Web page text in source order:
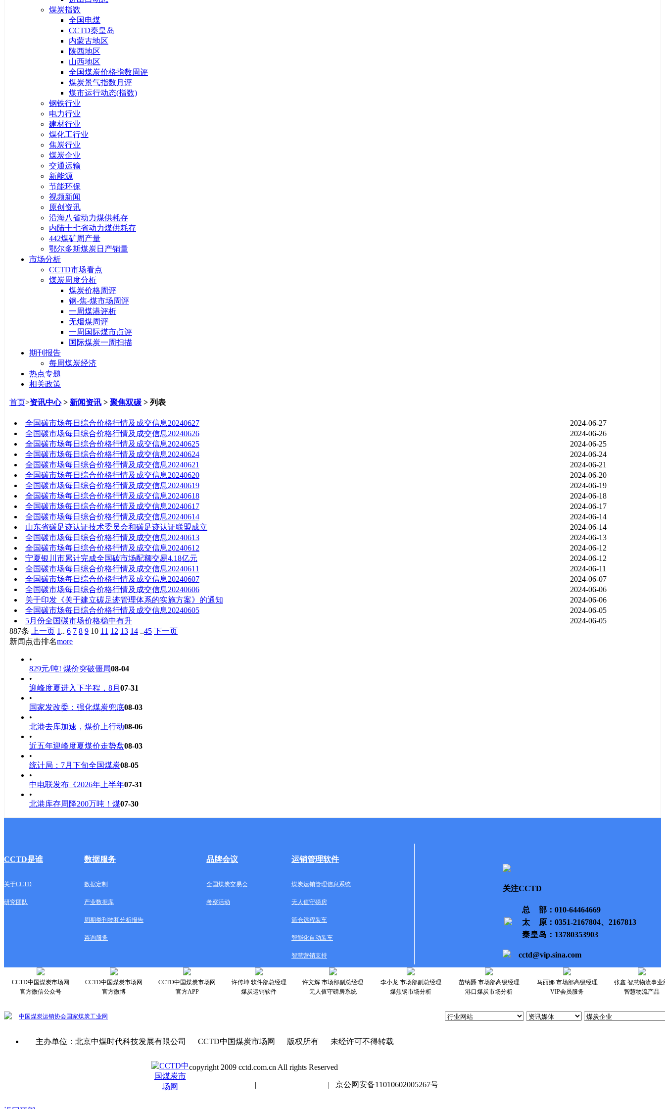
煤炭指数
全国电煤
CCTD秦皇岛
内蒙古地区
陕西地区
山西地区
全国煤炭价格指数周评
煤炭景气指数月评
煤市运行动态(指数)
钢铁行业
电力行业
建材行业
煤化工行业
焦炭行业
煤炭企业
交通运输
新能源
节能环保
视频新闻
原创资讯
沿海八省动力煤供耗存
内陆十七省动力煤供耗存
442煤矿周产量
鄂尔多斯煤炭日产销量
市场分析
CCTD市场看点
煤炭周度分析
煤炭价格周评
钢-焦-煤市场周评
一周煤港评析
无烟煤周评
一周国际煤市点评
国际煤炭一周扫描
期刊报告
每周煤炭经济
热点专题
相关政策
首页>资讯中心> 新闻资讯 > 聚焦双碳 > 列表
全国碳市场每日综合价格行情及成交信息20240627
2024-06-27
全国碳市场每日综合价格行情及成交信息20240626
2024-06-26
全国碳市场每日综合价格行情及成交信息20240625
2024-06-25
全国碳市场每日综合价格行情及成交信息20240624
2024-06-24
全国碳市场每日综合价格行情及成交信息20240621
2024-06-21
全国碳市场每日综合价格行情及成交信息20240620
2024-06-20
全国碳市场每日综合价格行情及成交信息20240619
2024-06-19
全国碳市场每日综合价格行情及成交信息20240618
2024-06-18
全国碳市场每日综合价格行情及成交信息20240617
2024-06-17
全国碳市场每日综合价格行情及成交信息20240614
2024-06-14
山东省碳足迹认证技术委员会和碳足迹认证联盟成立
2024-06-14
全国碳市场每日综合价格行情及成交信息20240613
2024-06-13
全国碳市场每日综合价格行情及成交信息20240612
2024-06-12
宁夏银川市累计完成全国碳市场配额交易4.18亿元
2024-06-12
全国碳市场每日综合价格行情及成交信息20240611
2024-06-11
全国碳市场每日综合价格行情及成交信息20240607
2024-06-07
全国碳市场每日综合价格行情及成交信息20240606
2024-06-06
关于印发《关于建立碳足迹管理体系的实施方案》的通知
2024-06-06
全国碳市场每日综合价格行情及成交信息20240605
2024-06-05
5月份全国碳市场价格稳中有升
2024-06-05
887条
上一页 1 .. 6 7 8 9 10 11 12 13 14 ..45 下一页
新闻点击排名more
•
829元/吨! 煤价突破僵局08-04
•
迎峰度夏进入下半程，8月 07-31
•
国家发改委：强化煤炭兜底08-03
•
北港去库加速，煤价上行动08-06
•
近五年迎峰度夏煤价走势盘08-03
•
统计局：7月下旬全国煤炭08-05
•
中电联发布《2026年上半年07-31
•
北港库存周降200万吨！煤07-30
CCTD是谁 数据服务 品牌会议 运销管理软件
关于CCTD 数据定制 全国煤炭交易会 煤炭运销管理信息系统
研究团队 产业数据库 考察活动 无人值守磅房
周期类刊物和分析报告 筒仓远程装车
咨询服务 智能化自动装车
智慧营销支持
关注CCTD
总部 ：010-64464669
太原 ：0351-2167804、2167813
秦皇岛 ：13780353903
cctd@vip.sina.com
CCTD中国煤炭市场网
官方微信公众号
CCTD中国煤炭市场网
官方微博
CCTD中国煤炭市场网
官方APP
许传坤 软件部总经理
煤炭运销软件
许文辉 市场部副总经理
无人值守磅房系统
李小龙 市场部副总经理
煤焦钢市场分析
苗纳爵 市场部高级经理
港口煤炭市场分析
马丽娜 市场部高级经理
VIP会员服务
张鑫 智慧物流事业
智慧物流产品
中国煤炭运销协会国家煤炭工业网
主办单位：北京中煤时代科技发展有限公司 CCTD中国煤炭市场网 版权所有 未经许可不得转载
copyright 2009 cctd.com.cn All rights Reserved
| | 京公网安备11010602005267号